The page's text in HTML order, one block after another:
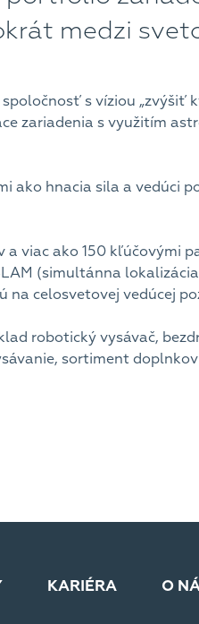
medzi
s víziou „zvýšiť
zariadenia s využitím
ako hnacia sila a vedúci
a viac ako 150 kľúčovými
(simultánna
na celosvetovej vedúcej
robotický vysávač,
sortiment
KARIÉRA O